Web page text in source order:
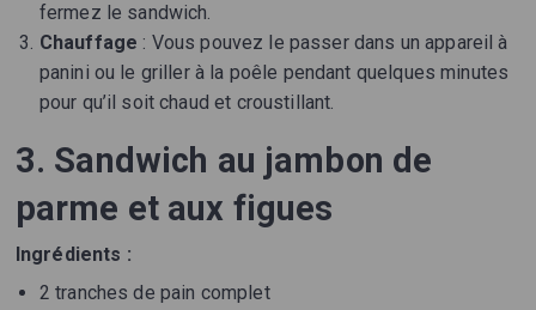
fermez le sandwich.
Chauffage : Vous pouvez le passer dans un appareil à
panini ou le griller à la poêle pendant quelques minutes
pour qu’il soit chaud et croustillant.
3. Sandwich au jambon de
parme et aux figues
Ingrédients :
2 tranches de pain complet